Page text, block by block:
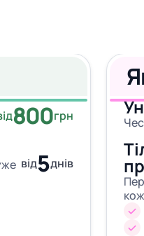
800грн
від5днів